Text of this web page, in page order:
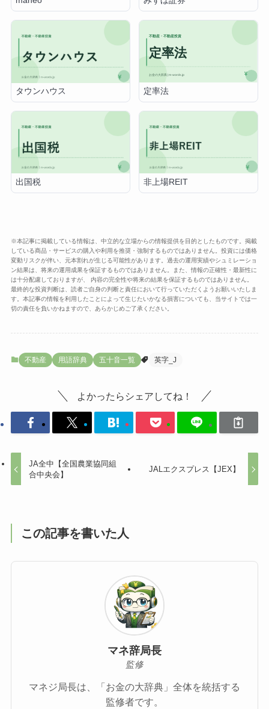
タウンハウス 定率法
出国税 非上場REIT
※本記事に掲載している情報は、中立的な立場からの情報提供を目的としたものです。掲載
している商品・サービスの購入や利用を推奨・強制するものではありません。投資には価格
変動リスクが伴い、元本割れが生じる可能性があります。過去の運用実績やシュミレーショ
ン結果は、将来の運用成果を保証するものではありません。また、情報の正確性・最新性に
は十分配慮しておりますが、 内容の完全性や将来の結果を保証するものではありません。
最終的な投資判断は、読者ご自身の判断と責任において行っていただくようお願いいたしま
す。本記事の情報を利用したことによって生じたいかなる損害についても、当サイトでは一
切の責任を負いかねますので、あらかじめご了承ください。
不動産 用語辞典 五十音一覧 英字_J
よかったらシェアしてね！
JA全中【全国農業協同組
合中央会】
JALエクスプレス【JEX】
この記事を書いた人
マネ辞局長
監修
マネジ局長は、「お金の大辞典」全体を統括する
監修者です。